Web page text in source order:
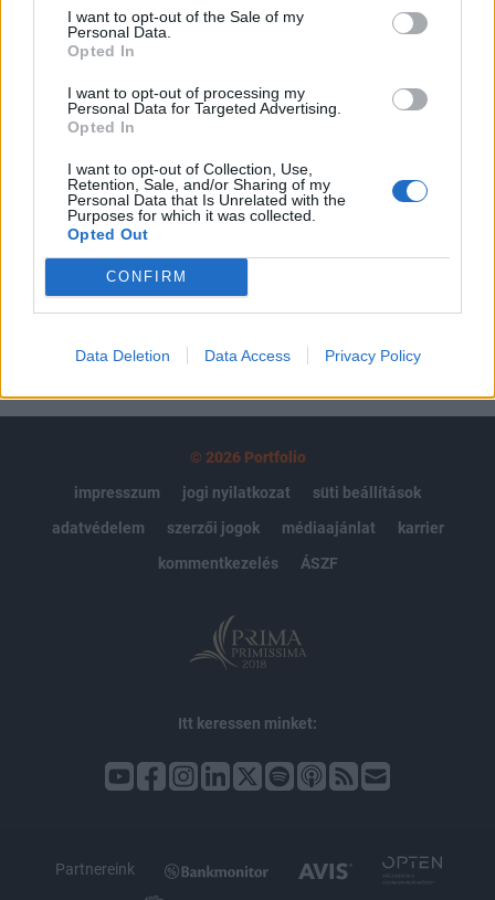
I want to opt-out of the Sale of my
Personal Data.
Opted In
I want to opt-out of processing my
Personal Data for Targeted Advertising.
Opted In
I want to opt-out of Collection, Use,
Retention, Sale, and/or Sharing of my
Personal Data that Is Unrelated with the
Purposes for which it was collected.
Opted Out
CONFIRM
Data Deletion Data Access Privacy Policy
regisztrációhoz kötött.
Az előfizetés a következőket tartalmazza:
Portfolio.hu teljes cikkarchívum
Kötéslisták: BÉT elmúlt 2 év napon belüli
Előfizetés
MÁR ELŐFIZETŐNK VAGY?
© 2026 Portfolio
impresszum
jogi nyilatkozat
süti beállítások
adatvédelem
szerzői jogok médiaajánlat
karrier
kommentkezelés
ÁSZF
Itt keressen minket:
Partnereink